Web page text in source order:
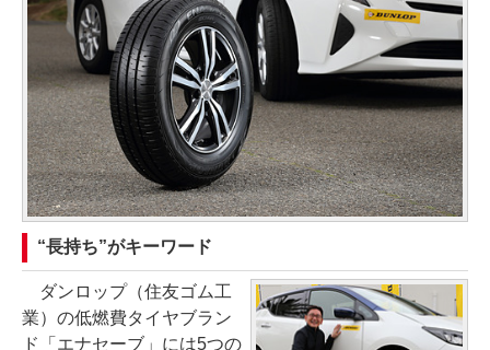
“長持ち”がキーワード
ダンロップ（住友ゴム工
業）の低燃費タイヤブラン
ド「エナセーブ」には5つの